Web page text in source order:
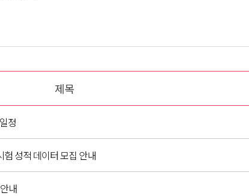
제목
정
성적 데이터 모집 안내
내